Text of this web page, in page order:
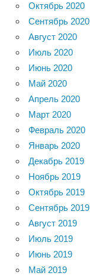
Октябрь 2020
Сентябрь 2020
Август 2020
Июль 2020
Июнь 2020
Май 2020
Апрель 2020
Март 2020
Февраль 2020
Январь 2020
Декабрь 2019
Ноябрь 2019
Октябрь 2019
Сентябрь 2019
Август 2019
Июль 2019
Июнь 2019
Май 2019